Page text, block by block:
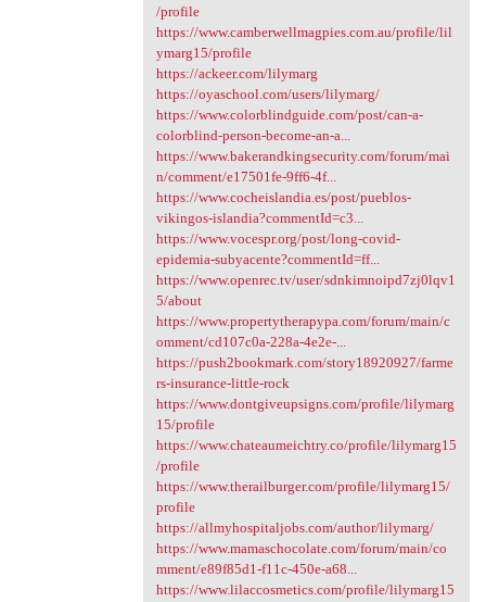
/profile
https://www.camberwellmagpies.com.au/profile/lil
ymarg15/profile
https://ackeer.com/lilymarg
https://oyaschool.com/users/lilymarg/
https://www.colorblindguide.com/post/can-a-
colorblind-person-become-an-a...
https://www.bakerandkingsecurity.com/forum/mai
n/comment/e17501fe-9ff6-4f...
https://www.cocheislandia.es/post/pueblos-
vikingos-islandia?commentId=c3...
https://www.vocespr.org/post/long-covid-
epidemia-subyacente?commentId=ff...
https://www.openrec.tv/user/sdnkimnoipd7zj0lqv1
5/about
https://www.propertytherapypa.com/forum/main/c
omment/cd107c0a-228a-4e2e-...
https://push2bookmark.com/story18920927/farme
rs-insurance-little-rock
https://www.dontgiveupsigns.com/profile/lilymarg
15/profile
https://www.chateaumeichtry.co/profile/lilymarg15
/profile
https://www.therailburger.com/profile/lilymarg15/
profile
https://allmyhospitaljobs.com/author/lilymarg/
https://www.mamaschocolate.com/forum/main/co
mment/e89f85d1-f11c-450e-a68...
https://www.lilaccosmetics.com/profile/lilymarg15